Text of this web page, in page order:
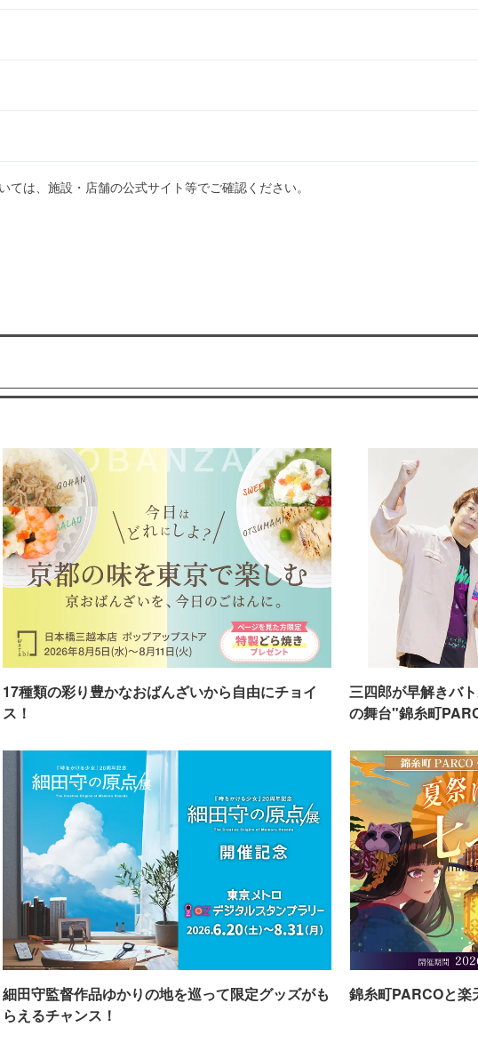
は、施設・店舗の公式サイト等でご確認ください。
17種類の彩り豊かなおばんざいから自由にチョイ
ス！
三四郎が早解きバ
の舞台"錦糸町
細田守監督作品ゆかりの地を巡って限定グッズがも
らえるチャンス！
錦糸町PARCOと楽